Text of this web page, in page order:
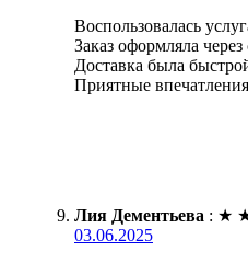
Воспользовалась
Заказ оформляла
Доставка была
Приятные
Лия Дементьева : ★
03.06.2025